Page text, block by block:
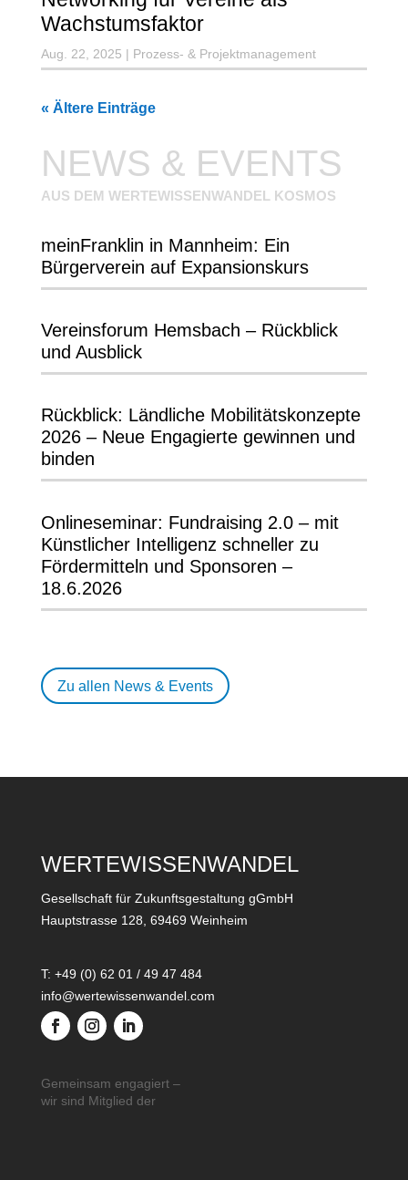
Wachstumsfaktor
Aug. 22, 2025 | Prozess- & Projektmanagement
« Ältere Einträge
NEWS & EVENTS
AUS DEM WERTEWISSENWANDEL KOSMOS
meinFranklin in Mannheim: Ein
Bürgerverein auf Expansionskurs
Vereinsforum Hemsbach – Rückblick
und Ausblick
Rückblick: Ländliche Mobilitätskonzepte
2026 – Neue Engagierte gewinnen und
binden
Onlineseminar: Fundraising 2.0 – mit
Künstlicher Intelligenz schneller zu
Fördermitteln und Sponsoren –
18.6.2026
Zu allen News & Events
WERTEWISSENWANDEL
Gesellschaft für Zukunftsgestaltung gGmbH
Hauptstrasse 128, 69469 Weinheim
T: +49 (0) 62 01 / 49 47 484
info@wertewissenwandel.com
Gemeinsam engagiert –
wir sind Mitglied der